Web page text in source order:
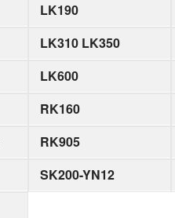
LK190
LK310 LK350
LK600
RK160
RK905
SK200-YN12